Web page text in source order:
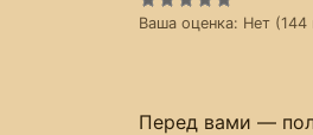
Ваша оценка: Нет (144
Перед вами —